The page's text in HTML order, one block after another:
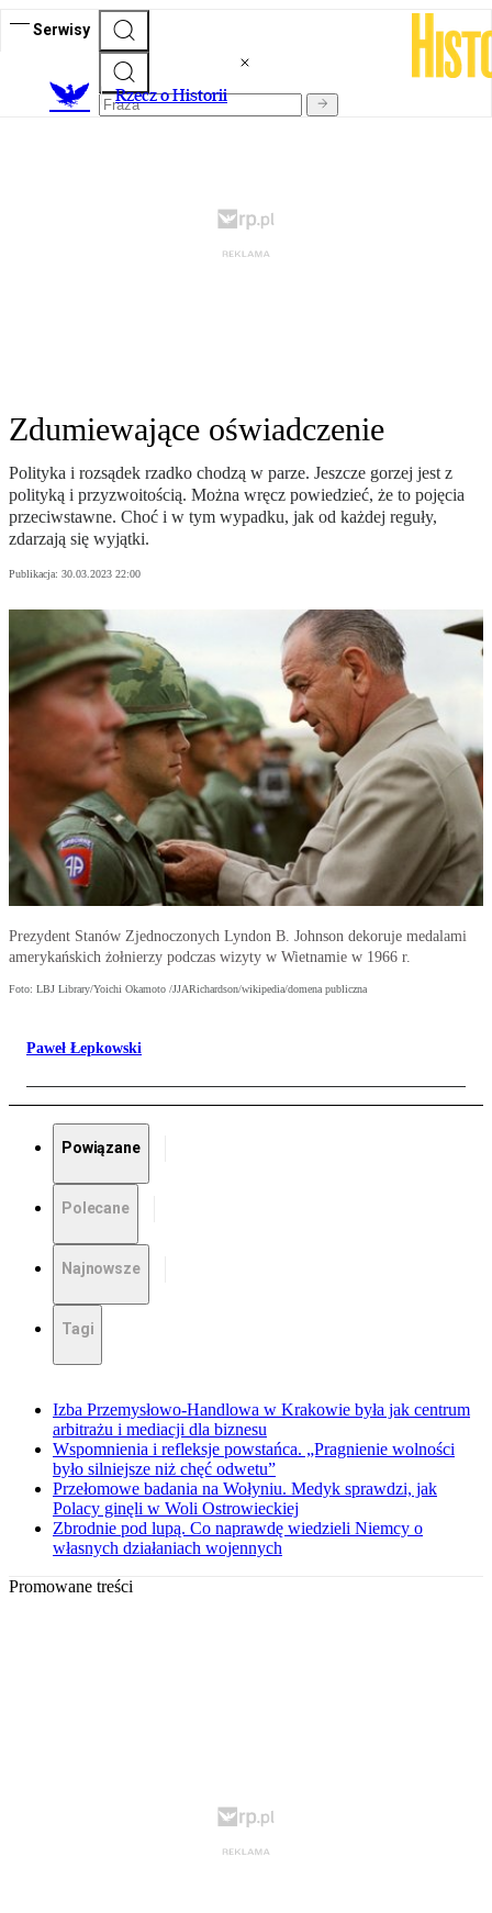
Serwisy
Rzecz o Historii
Zdumiewające oświadczenie
Polityka i rozsądek rzadko chodzą w parze. Jeszcze gorzej jest z
polityką i przyzwoitością. Można wręcz powiedzieć, że to pojęcia
przeciwstawne. Choć i w tym wypadku, jak od każdej reguły,
zdarzają się wyjątki.
Publikacja: 30.03.2023 22:00
Prezydent Stanów Zjednoczonych Lyndon B. Johnson dekoruje medalami
amerykańskich żołnierzy podczas wizyty w Wietnamie w 1966 r.
Foto: LBJ Library/Yoichi Okamoto /JJARichardson/wikipedia/domena publiczna
Paweł Łepkowski
Powiązane
Polecane
Najnowsze
Tagi
Izba Przemysłowo-Handlowa w Krakowie była jak centrum
arbitrażu i mediacji dla biznesu
Wspomnienia i refleksje powstańca. „Pragnienie wolności
było silniejsze niż chęć odwetu”
Przełomowe badania na Wołyniu. Medyk sprawdzi, jak
Polacy ginęli w Woli Ostrowieckiej
Zbrodnie pod lupą. Co naprawdę wiedzieli Niemcy o
własnych działaniach wojennych
Promowane treści